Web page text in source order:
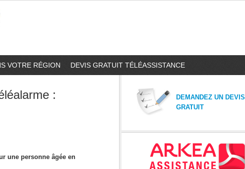
VOTRE RÉGION DEVIS GRATUIT TÉLÉASSISTANCE
:
une personne âgée en
DEMANDEZ UN DEVIS
GRATUIT